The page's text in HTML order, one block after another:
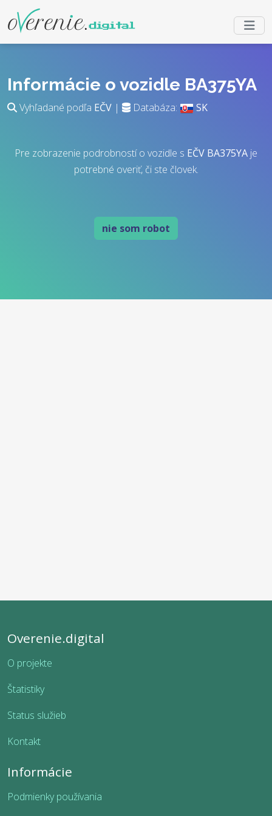
Informácie o vozidle BA375YA
Vyhľadané podľa EČV | Databáza: SK
Pre zobrazenie podrobností o vozidle s EČV BA375YA je
potrebné overiť, či ste človek.
nie som robot
Overenie.digital
O projekte
Štatistiky
Status služieb
Kontakt
Informácie
Podmienky používania